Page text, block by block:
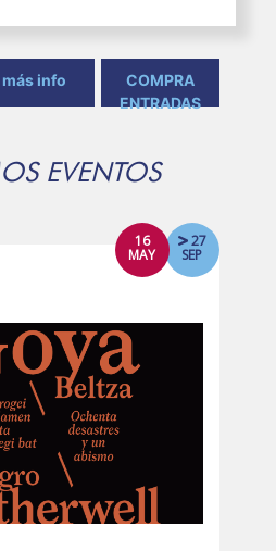
más info
COMPRA
ENTRADAS
EVENTOS
16
MAY
27
SEP